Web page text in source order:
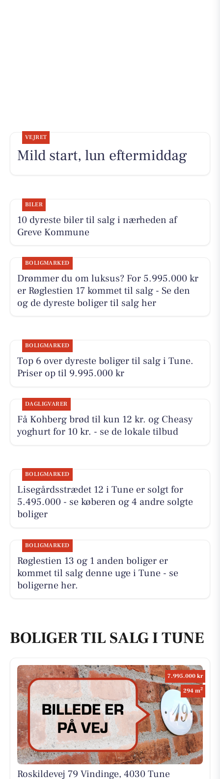
VEJRET
Mild start, lun eftermiddag
BILER
10 dyreste biler til salg i nærheden af
Greve Kommune
BOLIGMARKED
Drømmer du om luksus? For 5.995.000 kr
er Røglestien 17 kommet til salg - Se den
og de dyreste boliger til salg her
BOLIGMARKED
Top 6 over dyreste boliger til salg i Tune.
Priser op til 9.995.000 kr
DAGLIGVARER
Få Kohberg brød til kun 12 kr. og Cheasy
yoghurt for 10 kr. - se de lokale tilbud
BOLIGMARKED
Lisegårdsstrædet 12 i Tune er solgt for
5.495.000 - se køberen og 4 andre solgte
boliger
BOLIGMARKED
Røglestien 13 og 1 anden boliger er
kommet til salg denne uge i Tune - se
boligerne her.
BOLIGER TIL SALG I TUNE
7.995.000 kr
294 m2
Roskildevej 79 Vindinge, 4030 Tune